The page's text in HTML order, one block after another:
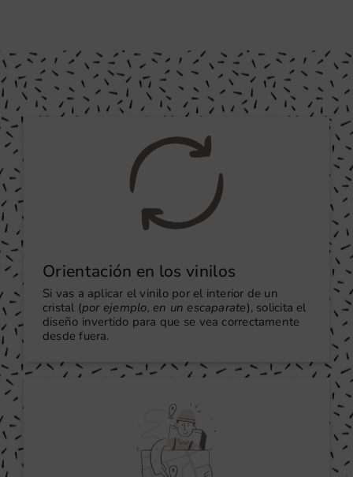
Orientación en los vinilos
Si vas a aplicar el vinilo por el interior de un
cristal (por ejemplo, en un escaparate), solicita el
diseño invertido para que se vea correctamente
desde fuera.